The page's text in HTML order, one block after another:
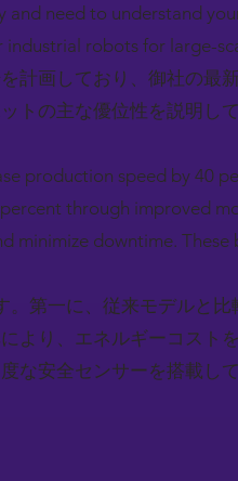
and need to understand
robots for large-
計画しており、御社の最
トの主な優位性を説明し
production speed by 40
through improved
minimize downtime.
。第一に、従来モデルと
より、エネルギーコスト
な安全センサーを搭載し